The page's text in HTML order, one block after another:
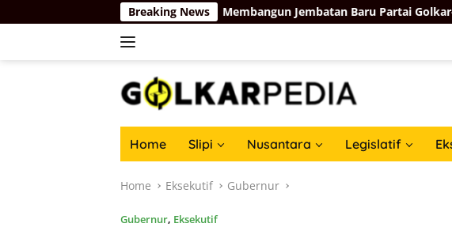
to
Breaking News
Membangun Jembatan Baru Partai Golkar-Partai Belaya
Home Slipi Nusantara Legislatif
Home Eksekutif Gubernur
Gubernur, Eksekutif